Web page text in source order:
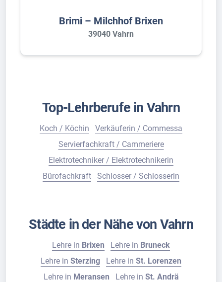
Brimi – Milchhof Brixen
39040 Vahrn
Top-Lehrberufe in Vahrn
Koch / Köchin
Verkäuferin / Commessa
Servierfachkraft / Cammeriere
Elektrotechniker / Elektrotechnikerin
Bürofachkraft
Schlosser / Schlosserin
Städte in der Nähe von Vahrn
Lehre in Brixen Lehre in Bruneck
Lehre in Sterzing Lehre in St. Lorenzen
Lehre in Meransen Lehre in St. Andrä